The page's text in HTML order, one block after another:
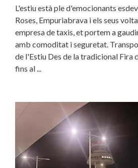
L'estiu està ple d'emocionants
Roses, Empuriabrava i els seus
empresa de taxis, et portem a
amb comoditat i seguretat.
de l'Estiu Des de la tradicional Fira
fins al ...